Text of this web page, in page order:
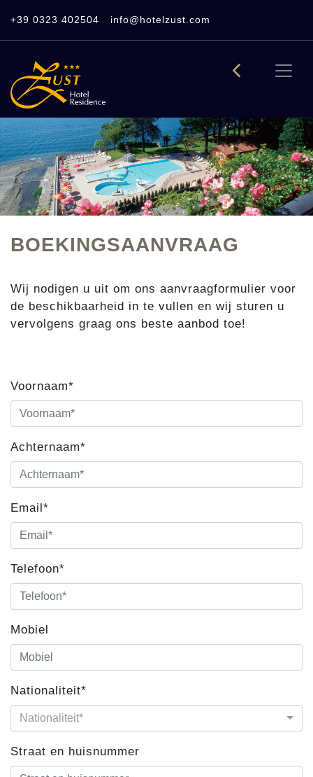
+39 0323 402504 info@hotelzust.com
BOEKINGSAANVRAAG
Wij nodigen u uit om ons aanvraagformulier voor
de beschikbaarheid in te vullen en wij sturen u
vervolgens graag ons beste aanbod toe!
Voornaam*
Achternaam*
Email*
Telefoon*
Mobiel
Nationaliteit*
Nationaliteit*
Straat en huisnummer